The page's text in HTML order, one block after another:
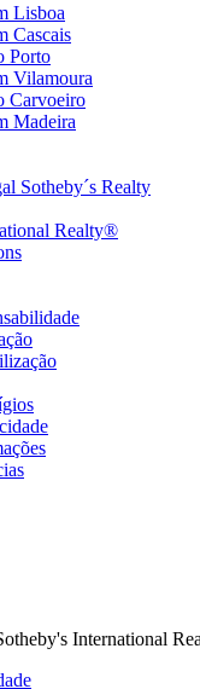
Lisboa
Cascais
Porto
Vilamoura
Carvoeiro
Madeira
Sotheby´s Realty
Realty®